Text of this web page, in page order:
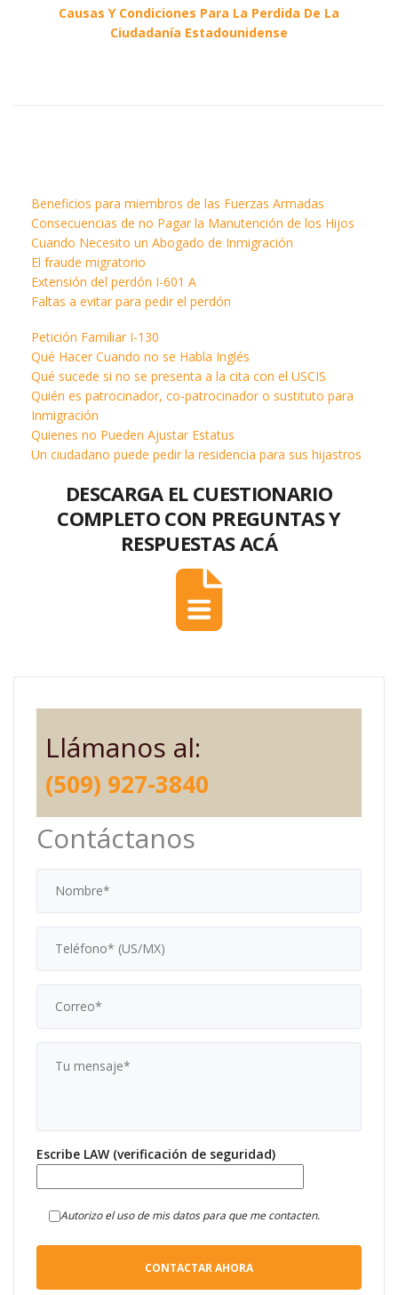
Causas Y Condiciones Para La Perdida De La
Ciudadanía Estadounidense
Beneficios para miembros de las Fuerzas Armadas
Consecuencias de no Pagar la Manutención de los Hijos
Cuando Necesito un Abogado de Inmigración
El fraude migratorio
Extensión del perdón I-601 A
Faltas a evitar para pedir el perdón
Petición Familiar I-130
Qué Hacer Cuando no se Habla Inglés
Qué sucede si no se presenta a la cita con el USCIS
Quién es patrocinador, co-patrocinador o sustituto para
Inmigración
Quienes no Pueden Ajustar Estatus
Un ciudadano puede pedir la residencia para sus hijastros
DESCARGA EL CUESTIONARIO
COMPLETO CON PREGUNTAS Y
RESPUESTAS ACÁ
Llámanos al:
(509) 927-3840
Contáctanos
Escribe LAW (verificación de seguridad)
Autorizo el uso de mis datos para que me contacten.